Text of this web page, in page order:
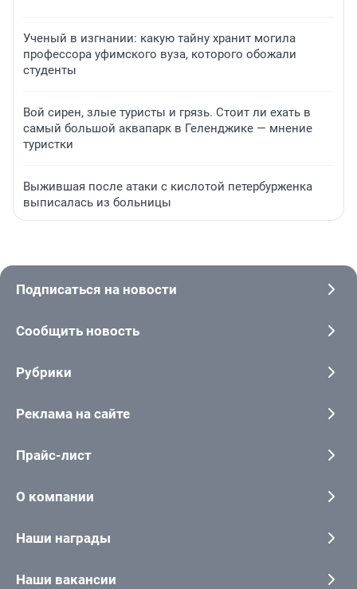
Ученый в изгнании: какую тайну хранит могила
профессора уфимского вуза, которого обожали
студенты
Вой сирен, злые туристы и грязь. Стоит ли ехать в
самый большой аквапарк в Геленджике — мнение
туристки
Выжившая после атаки с кислотой петербурженка
выписалась из больницы
Подписаться на новости
Сообщить новость
Рубрики
Реклама на сайте
Прайс-лист
О компании
Наши награды
Наши вакансии